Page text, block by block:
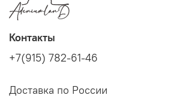
Контакты
+7(915) 782-61-46
Доставка по России